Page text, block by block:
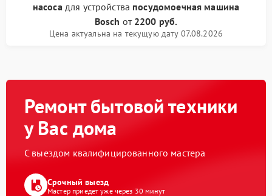
насосадля устройства посудомоечная машина
Bosch от 2200 руб.
Цена актуальна на текущую дату 07.08.2026
Ремонт бытовой техники
у Вас дома
С выездом квалифицированного мастера
Срочный выезд
Мастер приедет уже через 30 минут